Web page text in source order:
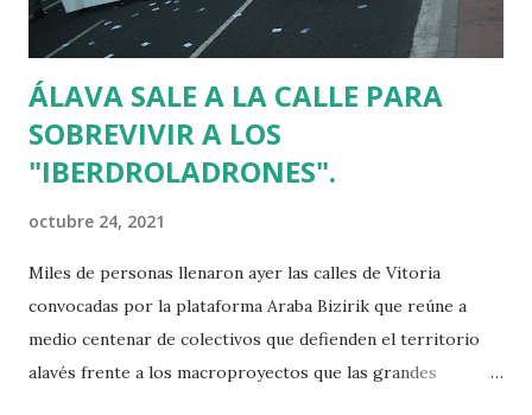
ÁLAVA SALE A LA CALLE PARA
SOBREVIVIR A LOS
"IBERDROLADRONES".
octubre 24, 2021
Miles de personas llenaron ayer las calles de Vitoria
convocadas por la plataforma Araba Bizirik que reúne a
medio centenar de colectivos que defienden el territorio
alavés frente a los macroproyectos que las grandes